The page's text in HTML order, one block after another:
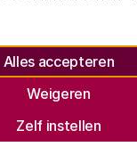
Alles accepteren
Weigeren
Zelf instellen